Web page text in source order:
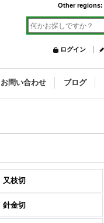
Other regions:
ログイン
お問い合わせ ブログ
又枝切
針金切